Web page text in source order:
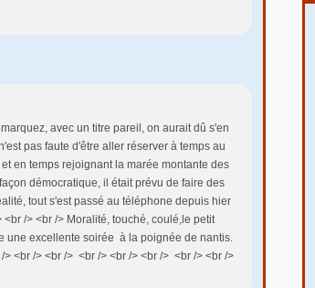
avec un titre pareil, on aurait dû s'en
pas faute d'être aller réserver à temps au
en temps rejoignant la marée montante des
démocratique, il était prévu de faire des
tout s'est passé au téléphone depuis hier
/> <br /> Moralité, touché, coulé,le petit
excellente soirée à la poignée de nantis.
<br /> <br /> <br /> <br /> <br /> <br /> <br />